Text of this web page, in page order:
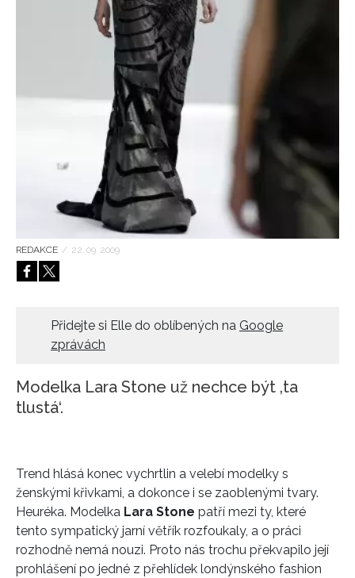
REDAKCE / 22. 09. 2009
Přidejte si Elle do oblíbených na Google
zprávách
Modelka Lara Stone už nechce být ‚ta
tlustá‘.
Trend hlásá konec vychrtlin a velebí modelky s
ženskými křivkami, a dokonce i se zaoblenými tvary.
Heuréka. Modelka Lara Stone patří mezi ty, které
tento sympatický jarní větřík rozfoukaly, a o práci
rozhodně nemá nouzi. Proto nás trochu překvapilo její
prohlášení po jedné z přehlídek londýnského fashion